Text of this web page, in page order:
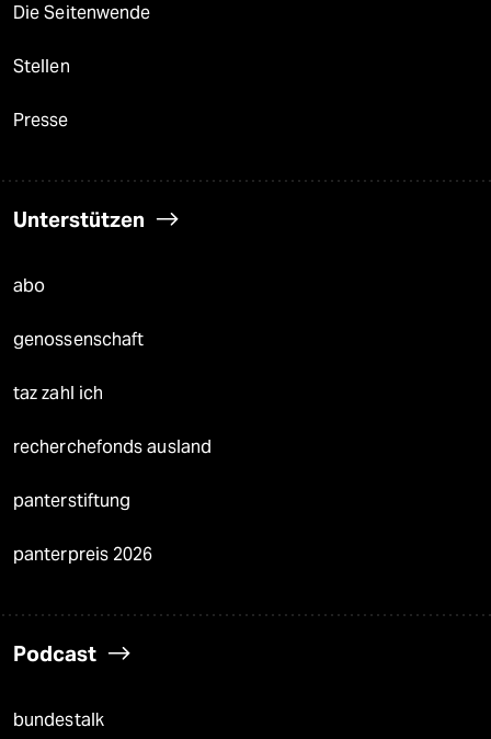
Die Seitenwende
Stellen
Presse
Unterstützen
abo
genossenschaft
taz zahl ich
recherchefonds ausland
panterstiftung
panterpreis 2026
Podcast
bundestalk